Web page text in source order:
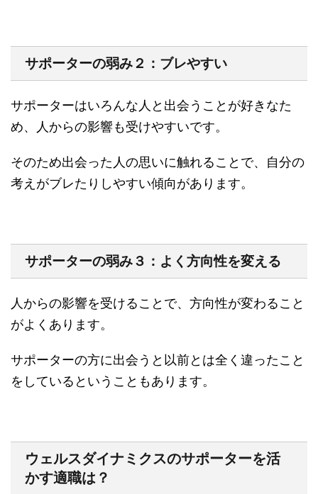
サポーターの弱み２：ブレやすい
サポーターはいろんな人と出会うことが好きなた
め、人からの影響も受けやすいです。
そのため出会った人の思いに触れることで、自分の
考えがブレたりしやすい傾向があります。
サポーターの弱み３：よく方向性を変える
人からの影響を受けることで、方向性が変わること
がよくあります。
サポーターの方に出会うと以前とは全く違ったこと
をしているということもあります。
ウェルスダイナミクスのサポーターを活
かす適職は？